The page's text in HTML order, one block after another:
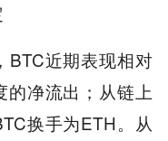
BTC近期表现相对
的净流出；从链上
换手为ETH。从